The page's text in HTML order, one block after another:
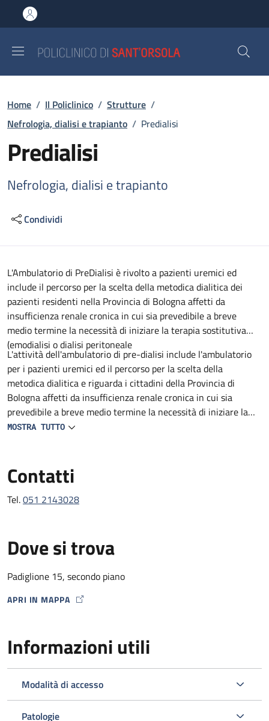
al contenuto principale
to footer content
Briciole di pane
Home / Il Policlinico / Strutture /
Nefrologia, dialisi e trapianto / Predialisi
Predialisi
Nefrologia, dialisi e trapianto
Condividi
Descrizione
L'Ambulatorio di PreDialisi è rivolto a pazienti uremici ed
include il percorso per la scelta della metodica dialitica dei
pazienti residenti nella Provincia di Bologna affetti da
insufficienza renale cronica in cui sia prevedibile a breve
medio termine la necessità di iniziare la terapia sostitutiva
(emodialisi o dialisi peritoneale
L'attività dell'ambulatorio di pre-dialisi include l'ambulatorio
per i pazienti uremici ed il percorso per la scelta della
metodica dialitica e riguarda i cittadini della Provincia di
Bologna affetti da insufficienza renale cronica in cui sia
prevedibile a breve medio termine la necessità di iniziare la
terapia sostitutiva (emodialisi o dialisi peritoneale).
MOSTRA TUTTO
Contatti
Tel.051 2143028
Dove si trova
Padiglione 15, secondo piano
APRI IN MAPPA
MAP ICON
Informazioni utili
Modalità di accesso
Patologie